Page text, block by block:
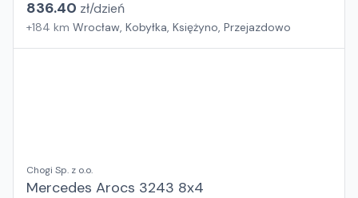
836.40 zł/dzień
+184 km Wrocław, Kobyłka, Księżyno, Przejazdowo
Chogi Sp. z o.o.
Mercedes Arocs 3243 8x4